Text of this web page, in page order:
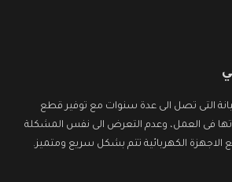
التى تصل الى عدة سنوات مع توفير قطع
فى العمل، وعدم التعرض الى نفس المشكلة
الاجهزة الكهربائية تتم بشكل سريع ومتميز.